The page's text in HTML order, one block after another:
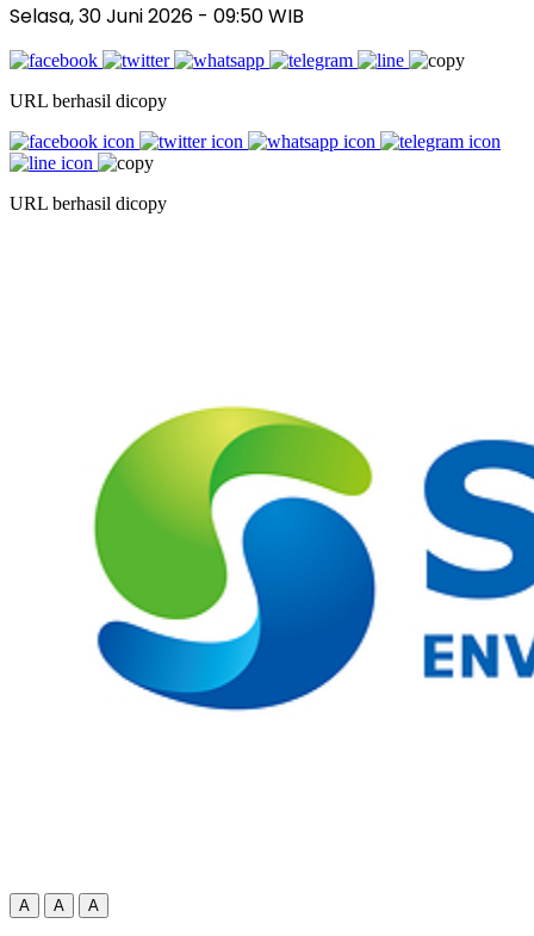
Selasa, 30 Juni 2026 - 09:50 WIB
URL berhasil dicopy
URL berhasil dicopy
A A A